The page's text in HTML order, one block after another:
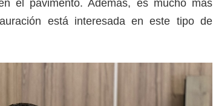
el pavimento. Además, es mucho más
está interesada en este tipo de